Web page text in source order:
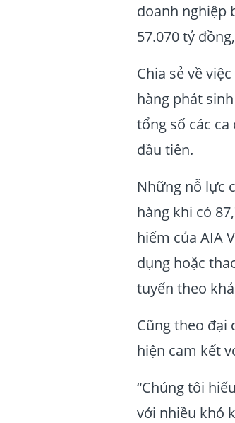
doanh nghiệp
57.070 tỷ
Chia sẻ về
hàng phát
tổng số các
đầu tiên.
Những nỗ lực
hàng khi có
hiểm của AIA
dụng hoặc
tuyến theo
Cũng theo đại
hiện cam kết
“Chúng tôi
với nhiều khó